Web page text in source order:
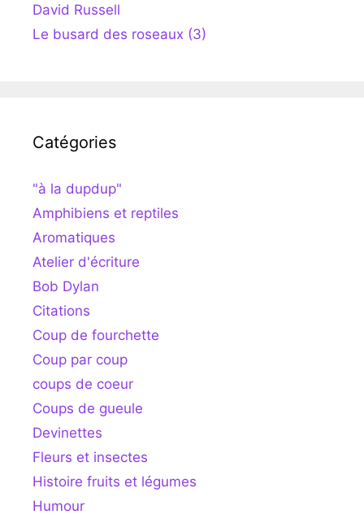
David Russell
Le busard des roseaux (3)
Catégories
"à la dupdup"
Amphibiens et reptiles
Aromatiques
Atelier d'écriture
Bob Dylan
Citations
Coup de fourchette
Coup par coup
coups de coeur
Coups de gueule
Devinettes
Fleurs et insectes
Histoire fruits et légumes
Humour